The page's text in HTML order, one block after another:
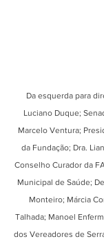
Da esquerda para
Luciano Duque;
Marcelo Ventura;
da Fundação; Dra.
Conselho Curador da
Municipal de Saúde;
Monteiro; Márcia
Talhada; Manoel
dos Vereadores de